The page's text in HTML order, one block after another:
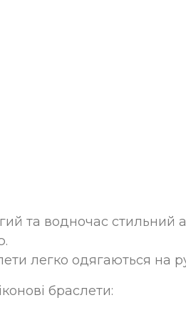
та водночас стильний
.
легко одягаються на
браслети: